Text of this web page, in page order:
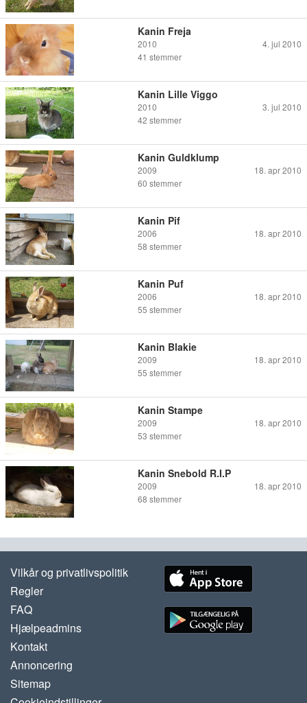
Kanin Freja
2010
4. jul 2010
41 stemmer
Kanin Lille Viggo
2010
3. jul 2010
42 stemmer
Kanin Guldklump
2009
18. apr 2010
60 stemmer
Kanin Pif
2006
18. apr 2010
58 stemmer
Kanin Puf
2006
18. apr 2010
55 stemmer
Kanin Blakie
2009
18. apr 2010
55 stemmer
Kanin Stampe
2009
18. apr 2010
53 stemmer
Kanin Snebold R.I.P
2009
18. apr 2010
68 stemmer
Vilkår og privatlivspolitik
Regler
FAQ
Hjælpeadmins
Kontakt
Annoncering
Sitemap